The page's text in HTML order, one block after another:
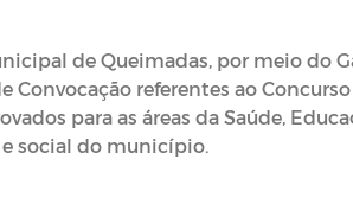
de Queimadas, por meio do
Convocação referentes ao
para as áreas da Saúde,
social do município.